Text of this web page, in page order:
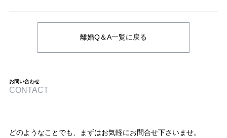
離婚Q＆A一覧に戻る
お問い合わせ
CONTACT
どのようなことでも、まずはお気軽にお問合せ下さいませ。